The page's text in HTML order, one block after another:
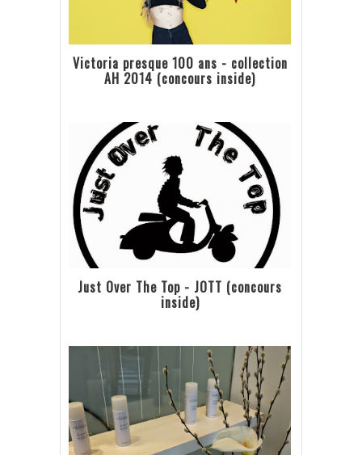
Victoria presque 100 ans - collection
AH 2014 (concours inside)
Just Over The Top - JOTT (concours
inside)